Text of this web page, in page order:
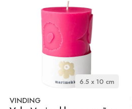
6.5 x 10 cm
VINDING